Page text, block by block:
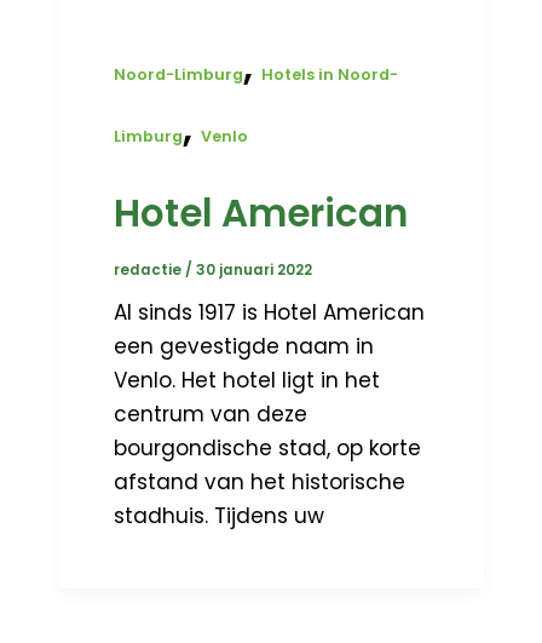
Noord-Limburg, Hotels in Noord-
Limburg,Venlo
Hotel American
redactie /30 januari 2022
Al sinds 1917 is Hotel American
een gevestigde naam in
Venlo. Het hotel ligt in het
centrum van deze
bourgondische stad, op korte
afstand van het historische
stadhuis. Tijdens uw